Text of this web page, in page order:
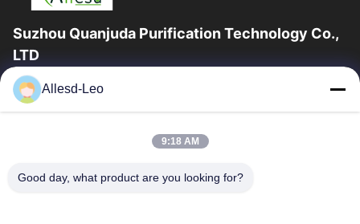
Suzhou Quanjuda Purification Technology Co.,
LTD
16 বছরের অভিজ্ঞতা, ESD এবং Cleanroom পণ্যগুলির একটি নেতৃস্থানীয়
প্রস্তুতকারক এবং রপ্তানিকারক হিসাবে, আমরা ESD এবং Cleanroom সরঞ্জাম এবং
বাড়ি
পণ্য
Allesd-Leo
9:18 AM
Good day, what product are you looking for?